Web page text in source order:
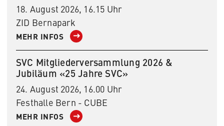
18. August 2026, 16.15 Uhr
ZID Bernapark
MEHR INFOS
SVC Mitgliederversammlung 2026 &
Jubiläum «25 Jahre SVC»
24. August 2026, 16.00 Uhr
Festhalle Bern - CUBE
MEHR INFOS